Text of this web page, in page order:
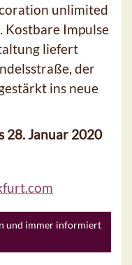
unlimited
Kostbare Impulse
liefert
der
ins neue
28. Januar 2020
und immer informiert